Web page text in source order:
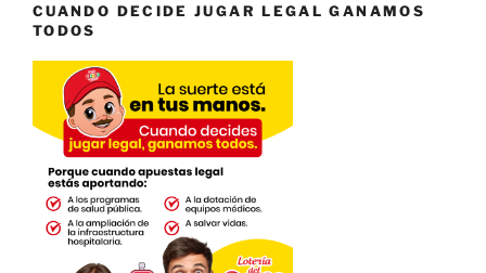
CUANDO DECIDE JUGAR LEGAL GANAMOS
TODOS